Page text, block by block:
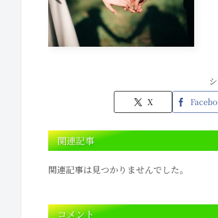
X
関連記事
関連記事は見つかりませんでした。
コメント